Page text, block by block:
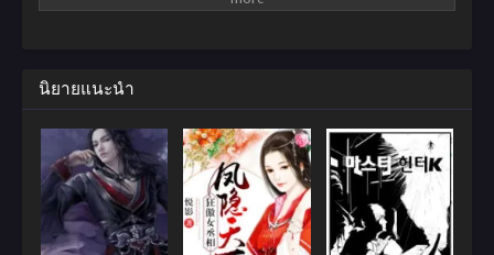
ขีดจำกัดสายเลือดเป็นพลังที่แข็งแกร่งที่สุดในโลกแห่ง
แต่จะเกิดอะไรขึ้นถ้าหาก ผลปีศาจ ถูกพบในโลกแห่งนินจา Naruto
แล้วผู้ที่กินผลปีศาจเข้าไปจะทำอย่างไรกับพลังที่เขาได้รับมาบ้าง
เรื่องราวที่เกิดขึ้นย้อนกลับไปก่อนมหาสงครามโลกนินจาครั้งที่ 2 จะ
เริ่มต้น
นิยายแนะนำ